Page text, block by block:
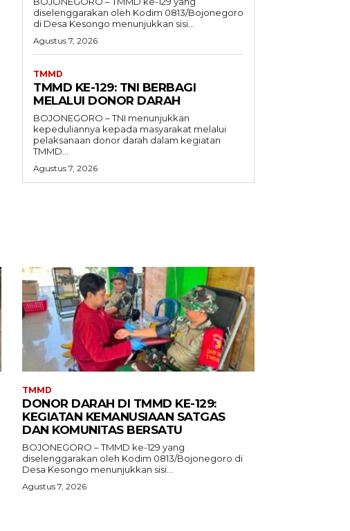
diselenggarakan oleh Kodim 0813/Bojonegoro
di Desa Kesongo menunjukkan sisi...
Agustus 7, 2026
TMMD
TMMD KE-129: TNI BERBAGI
MELALUI DONOR DARAH
BOJONEGORO – TNI menunjukkan
kepeduliannya kepada masyarakat melalui
pelaksanaan donor darah dalam kegiatan
TMMD...
Agustus 7, 2026
TMMD
DONOR DARAH DI TMMD KE-129:
KEGIATAN KEMANUSIAAN SATGAS
DAN KOMUNITAS BERSATU
BOJONEGORO – TMMD ke-129 yang
diselenggarakan oleh Kodim 0813/Bojonegoro di
Desa Kesongo menunjukkan sisi...
Agustus 7, 2026